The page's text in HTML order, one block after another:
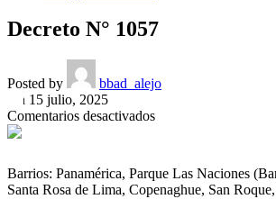
Decreto N° 1057
Posted by
bbad_alejo
On 15 julio, 2025
Comentarios desactivadosen
Barrios: Panamérica, Parque Las Naciones
Santa Rosa de Lima, Copenaghue, San